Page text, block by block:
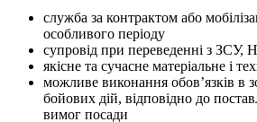
служба за контрактом або
особливого періоду
супровід при переведенні з ЗСУ,
якісне та сучасне матеріальне і
⁠можливе виконання обов’язків в
бойових дій, відповідно до
вимог посади